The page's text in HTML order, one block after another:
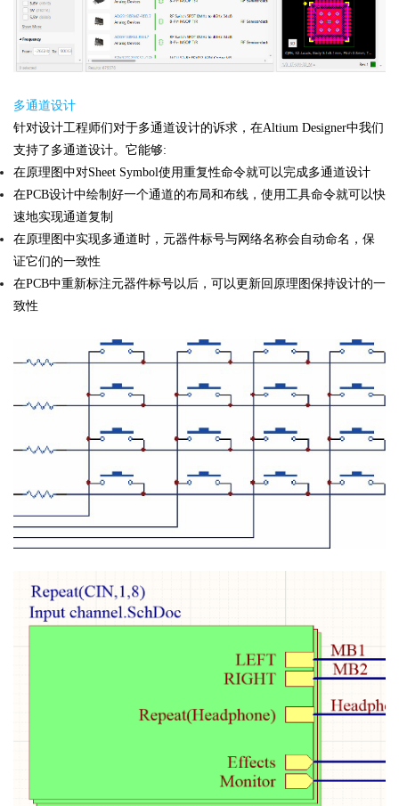
多通道设计
针对设计工程师们对于多通道设计的诉求，在Altium Designer中我们
支持了多通道设计。它能够:
在原理图中对Sheet Symbol使用重复性命令就可以完成多通道设计
在PCB设计中绘制好一个通道的布局和布线，使用工具命令就可以快
速地实现通道复制
在原理图中实现多通道时，元器件标号与网络名称会自动命名，保
证它们的一致性
在PCB中重新标注元器件标号以后，可以更新回原理图保持设计的一
致性